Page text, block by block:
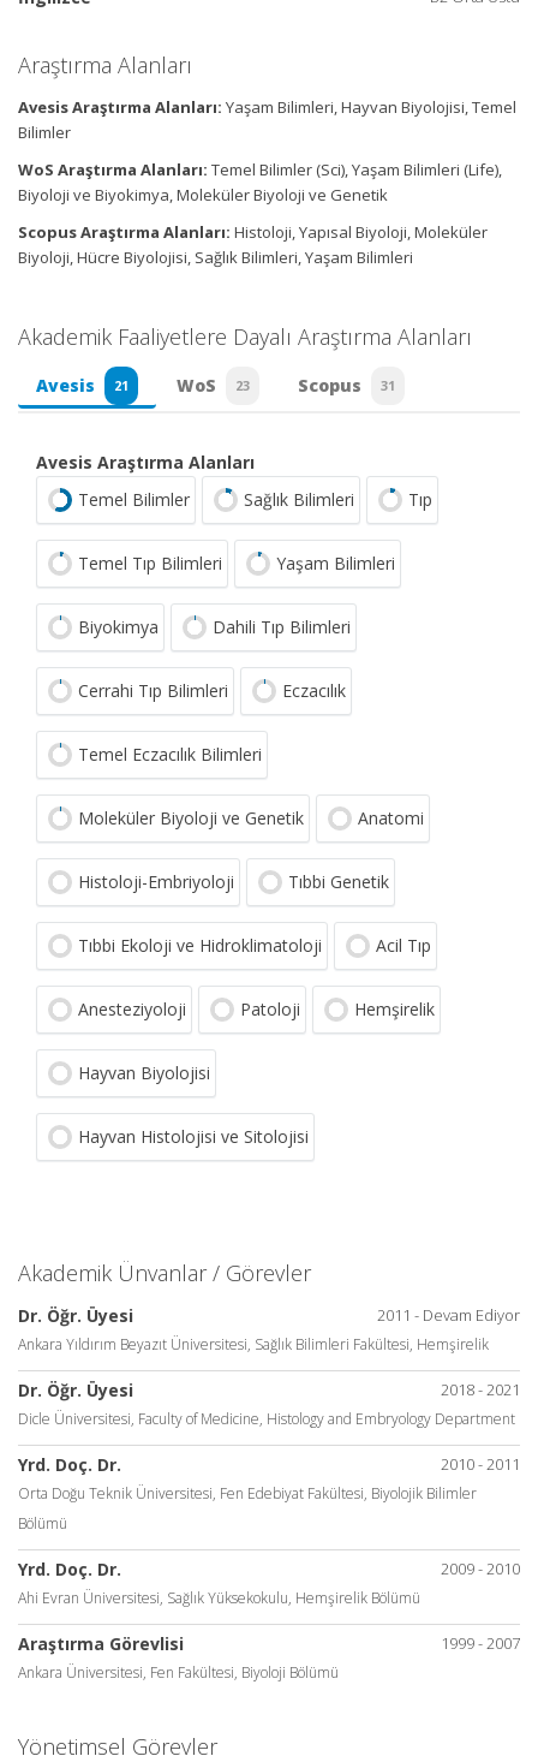
Araştırma Alanları
Avesis Araştırma Alanları: Yaşam Bilimleri, Hayvan Biyolojisi, Temel
Bilimler
WoS Araştırma Alanları: Temel Bilimler (Sci), Yaşam Bilimleri (Life),
Biyoloji ve Biyokimya, Moleküler Biyoloji ve Genetik
Scopus Araştırma Alanları: Histoloji, Yapısal Biyoloji, Moleküler
Biyoloji, Hücre Biyolojisi, Sağlık Bilimleri, Yaşam Bilimleri
Akademik Faaliyetlere Dayalı Araştırma Alanları
Avesis 21 WoS 23 Scopus 31
Avesis Araştırma Alanları
Temel Bilimler
Sağlık Bilimleri Tıp
Temel Tıp Bilimleri Yaşam Bilimleri
Biyokimya Dahili Tıp Bilimleri
Cerrahi Tıp Bilimleri Eczacılık
Temel Eczacılık Bilimleri
Moleküler Biyoloji ve Genetik Anatomi
Histoloji-Embriyoloji Tıbbi Genetik
Tıbbi Ekoloji ve Hidroklimatoloji Acil Tıp
Anesteziyoloji Patoloji Hemşirelik
Hayvan Biyolojisi
Hayvan Histolojisi ve Sitolojisi
Akademik Ünvanlar / Görevler
2011 - Devam Ediyor
Dr. Öğr. Üyesi
Ankara Yıldırım Beyazıt Üniversitesi, Sağlık Bilimleri Fakültesi, Hemşirelik
2018 - 2021
Dr. Öğr. Üyesi
Dicle Üniversitesi, Faculty of Medicine, Histology and Embryology Department
2010 - 2011
Yrd. Doç. Dr.
Orta Doğu Teknik Üniversitesi, Fen Edebiyat Fakültesi, Biyolojik Bilimler
Bölümü
2009 - 2010
Yrd. Doç. Dr.
Ahi Evran Üniversitesi, Sağlık Yüksekokulu, Hemşirelik Bölümü
1999 - 2007
Araştırma Görevlisi
Ankara Üniversitesi, Fen Fakültesi, Biyoloji Bölümü
Yönetimsel Görevler